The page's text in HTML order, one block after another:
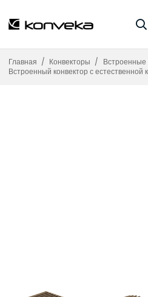
Главная / Конвекторы / Встроенные
Встроенный конвектор с естественной